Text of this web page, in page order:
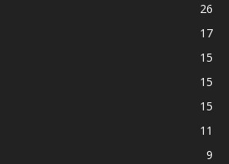
26
17
15
15
15
11
9